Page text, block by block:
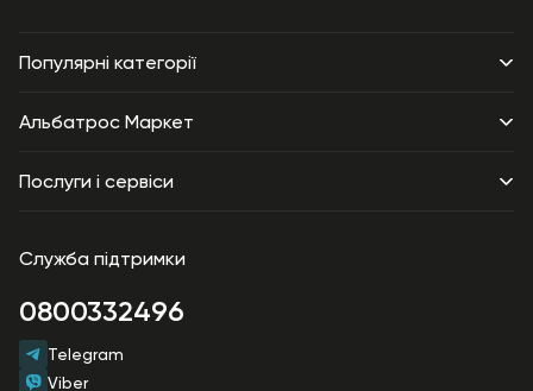
Популярні категорії
Столове приладдя
Побутова хімія
Зоотовари
Господарські товари
Альбатрос Маркет
Акції
Послуги і сервіси
Оплата
Гарантія
Договір публічної оферти
Служба підтримки
0800332496
Telegram
Viber